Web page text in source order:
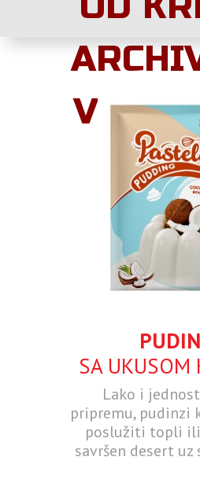
SA UKUSOM
Lako i
pripremu, pudinzi
poslužiti topli
savršen desert uz